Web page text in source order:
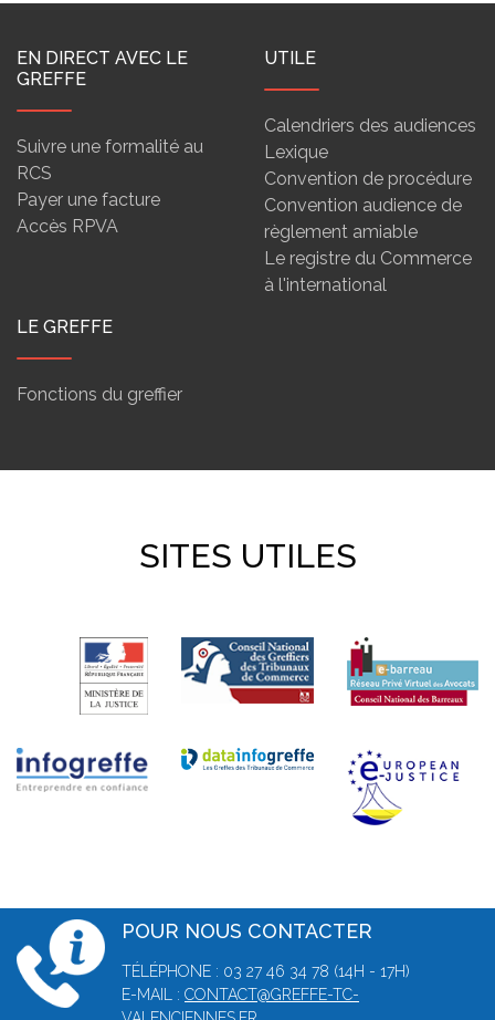
EN DIRECT AVEC LE
GREFFE
Suivre une formalité au
RCS
Payer une facture
Accès RPVA
UTILE
Calendriers des audiences
Lexique
Convention de procédure
Convention audience de
règlement amiable
Le registre du Commerce
à l'international
LE GREFFE
Fonctions du greffier
SITES UTILES
POUR NOUS CONTACTER
TÉLÉPHONE : 03 27 46 34 78 (14H - 17H)
E-MAIL : CONTACT@GREFFE-TC-